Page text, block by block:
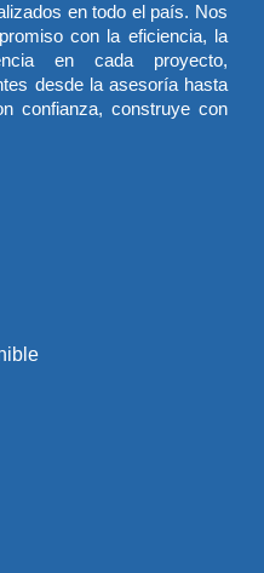
en todo el país. Nos
con la eficiencia, la
en cada proyecto,
desde la asesoría hasta
confianza, construye con